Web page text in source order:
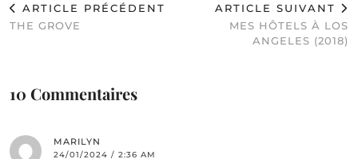
ARTICLE PRÉCÉDENT
THE GROVE
ARTICLE SUIVANT
MES HÔTELS À LOS
ANGELES (2018)
10 Commentaires
MARILYN
24/01/2024 / 2:36 AM